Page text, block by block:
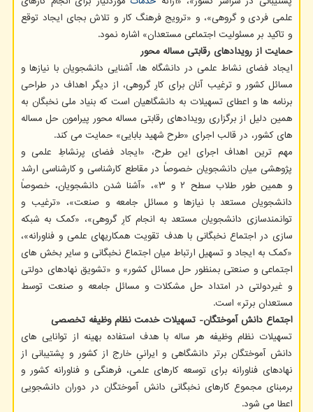
علمی فردی و گروهی»، و «ترویج فرهنگ کار و تلاش بجای ایجاد توقع
و تاکید بر مسئولیت اجتماعی مستعدان» اشاره نمود.
حمایت از رویدادهای رقابتی مساله محور
ایجاد فضای نشاط علمی در دانشگاه ها، آشنایی دانشجویان با نیازها و
مسائل کشور و ترغیب آنان برای کارِ گروهی، از دیگر اهداف در طراحی
برنامه ها و اعطای تسهیلات به دانشگاهیان است که بنیاد ملی نخبگان به
همین دلیل از برگزاری رویدادهای رقابتی مساله محور پیرامون حل مساله
های کشور، در قالب اجرای «طرح شهید بابایی» حمایت می کند.
مهم ترین اهداف اجرای این طرح، «ایجاد فضای پرنشاطِ علمی و
پژوهشی میان دانشجویان خصوصاً در مقاطع کارشناسی و کارشناسی ارشد
و همین طور طلاب سطح ۲ و ۳»، «آشنا شدن دانشجویان، خصوصاً
دانشجویان مستعد با نیازها و مسائل جامعه و صنعت»، «ترغیب و
توانمندسازی دانشجویان مستعد به انجام کارِ گروهی»، «کمک به شبکه
سازی در اجتماع نخبگانی با هدف تقویت همکاریهای علمی و فناورانه»،
«کمک به ایجاد و تسهیل ارتباط میان اجتماع نخبگانی و سایر بخش های
اجتماعی و صنعتی بمنظور حل مسائل کشور» و «تشویق نهادهای دولتی
و غیردولتی در امتداد حل مشکلات و مسائل جامعه و صنعت توسط
مستعدان برتر» است.
اجتماع دانش آموختگان- تسهیلات خدمت نظام وظیفه تخصصی
تسهیلات نظام وظیفه هر ساله با هدف استفاده بهینه از توانایی های
دانش آموختگان برتر دانشگاهی و ایرانیِ خارج از کشور و پشتیبانی از
نهادهای فناورانه برای توسعه کارهای علمی، فرهنگی و فناورانه کشور و
برمبنای مجموع کارهای نخبگانی دانش آموختگان در دوران دانشجویی
اعطا می شود.